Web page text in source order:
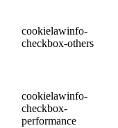
cookielawinfo-
checkbox-others
cookielawinfo-
checkbox-
performance